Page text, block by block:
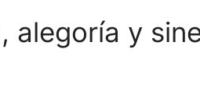
alegoría y